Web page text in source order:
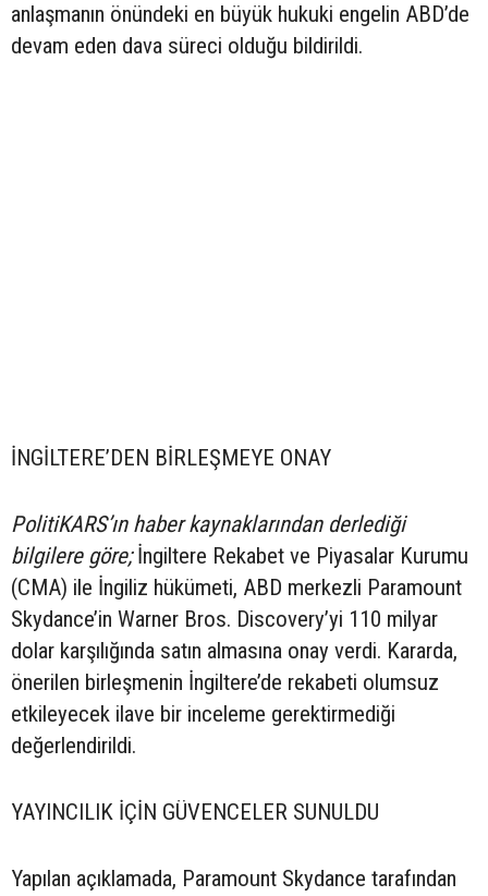
anlaşmanın önündeki en büyük hukuki engelin ABD’de
devam eden dava süreci olduğu bildirildi.
İNGİLTERE’DEN BİRLEŞMEYE ONAY
PolitiKARS’ın haber kaynaklarından derlediği
bilgilere göre;İngiltere Rekabet ve Piyasalar Kurumu
(CMA) ile İngiliz hükümeti, ABD merkezli Paramount
Skydance’in Warner Bros. Discovery’yi 110 milyar
dolar karşılığında satın almasına onay verdi. Kararda,
önerilen birleşmenin İngiltere’de rekabeti olumsuz
etkileyecek ilave bir inceleme gerektirmediği
değerlendirildi.
YAYINCILIK İÇİN GÜVENCELER SUNULDU
Yapılan açıklamada, Paramount Skydance tarafından